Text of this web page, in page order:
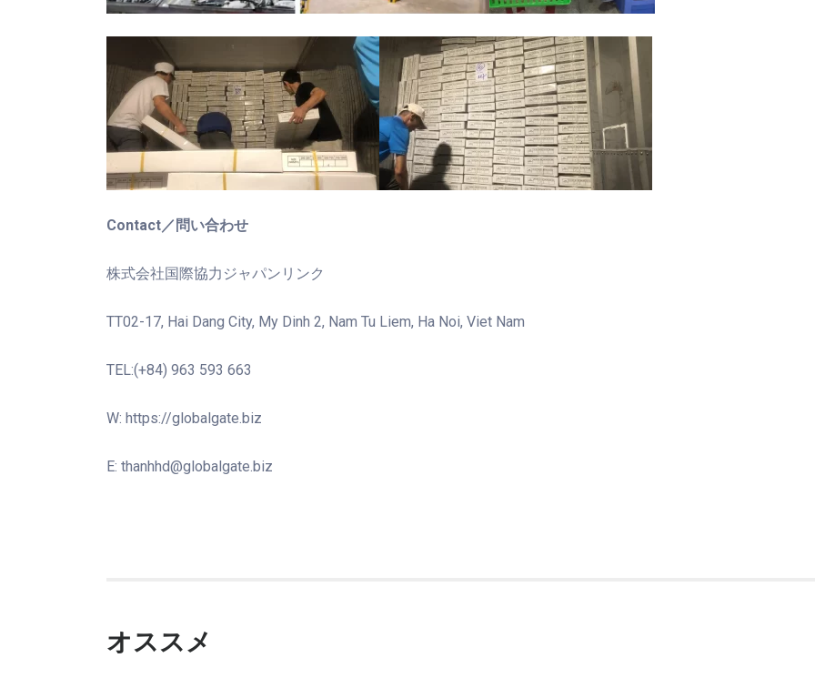
Contact／問い合わせ
株式会社国際協力ジャパンリンク
TT02-17, Hai Dang City, My Dinh 2, Nam Tu Liem, Ha Noi, Viet Nam
TEL:(+84) 963 593 663
W: https://globalgate.biz
E: thanhhd@globalgate.biz
オススメ